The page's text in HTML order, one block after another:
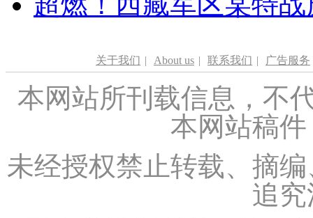
关于我们 | About us | 联系我们 | 广告服务
本网站所刊载信息，不
本网站稿
未经授权禁止转载、摘
追